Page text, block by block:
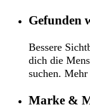
Gefunden
Bessere
dich die
suchen.
Marke &